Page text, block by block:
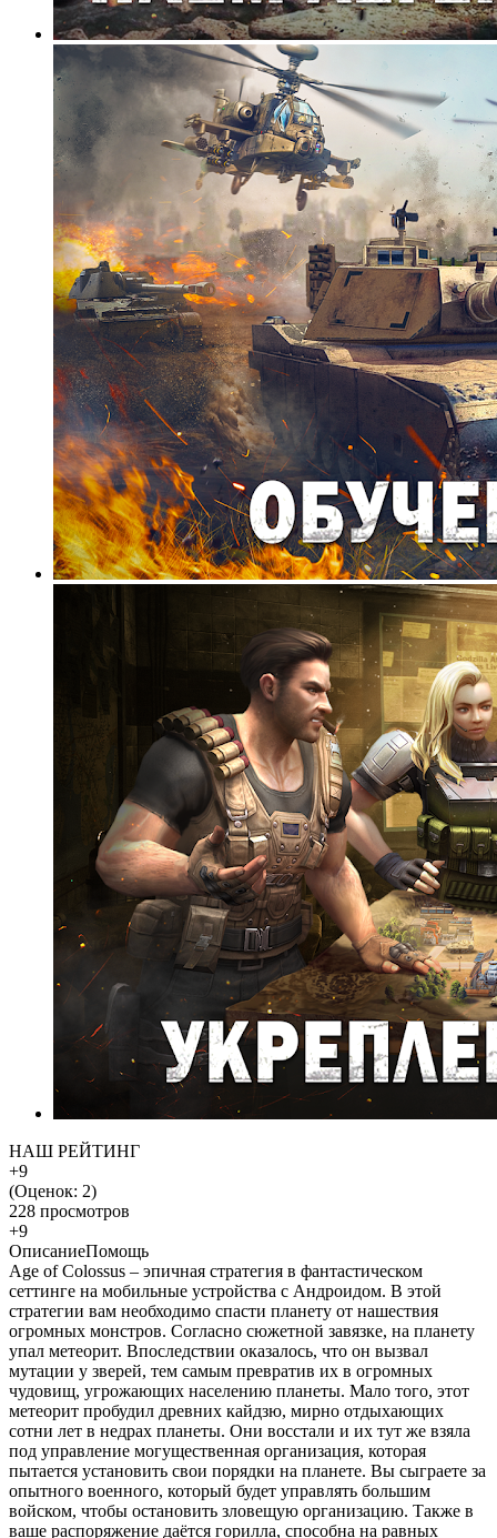
НАШ РЕЙТИНГ
+9
(Оценок: 2)
228 просмотров
+9
ОписаниеПомощь
Age of Colossus – эпичная стратегия в фантастическом
сеттинге на мобильные устройства с Андроидом. В этой
стратегии вам необходимо спасти планету от нашествия
огромных монстров. Согласно сюжетной завязке, на планету
упал метеорит. Впоследствии оказалось, что он вызвал
мутации у зверей, тем самым превратив их в огромных
чудовищ, угрожающих населению планеты. Мало того, этот
метеорит пробудил древних кайдзю, мирно отдыхающих
сотни лет в недрах планеты. Они восстали и их тут же взяла
под управление могущественная организация, которая
пытается установить свои порядки на планете. Вы сыграете за
опытного военного, который будет управлять большим
войском, чтобы остановить зловещую организацию. Также в
ваше распоряжение даётся горилла, способна на равных